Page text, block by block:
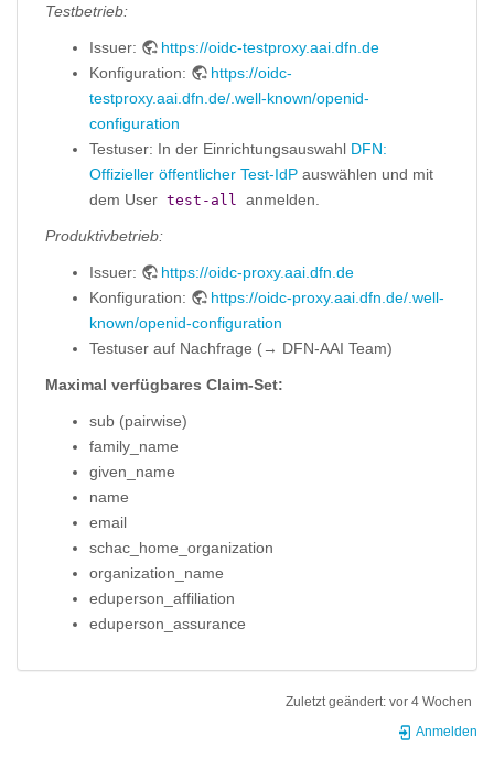
Testbetrieb:
Issuer:
https://oidc-testproxy.aai.dfn.de
Konfiguration:
https://oidc-
testproxy.aai.dfn.de/.well-known/openid-
configuration
Testuser: In der Einrichtungsauswahl DFN:
Offizieller öffentlicher Test-IdP auswählen und mit
dem User test-all anmelden.
Produktivbetrieb:
Issuer:
https://oidc-proxy.aai.dfn.de
Konfiguration:
https://oidc-proxy.aai.dfn.de/.well-
known/openid-configuration
Testuser auf Nachfrage (→ DFN-AAI Team)
Maximal verfügbares Claim-Set:
sub (pairwise)
family_name
given_name
name
email
schac_home_organization
organization_name
eduperson_affiliation
eduperson_assurance
Zuletzt geändert: vor 4 Wochen
Anmelden